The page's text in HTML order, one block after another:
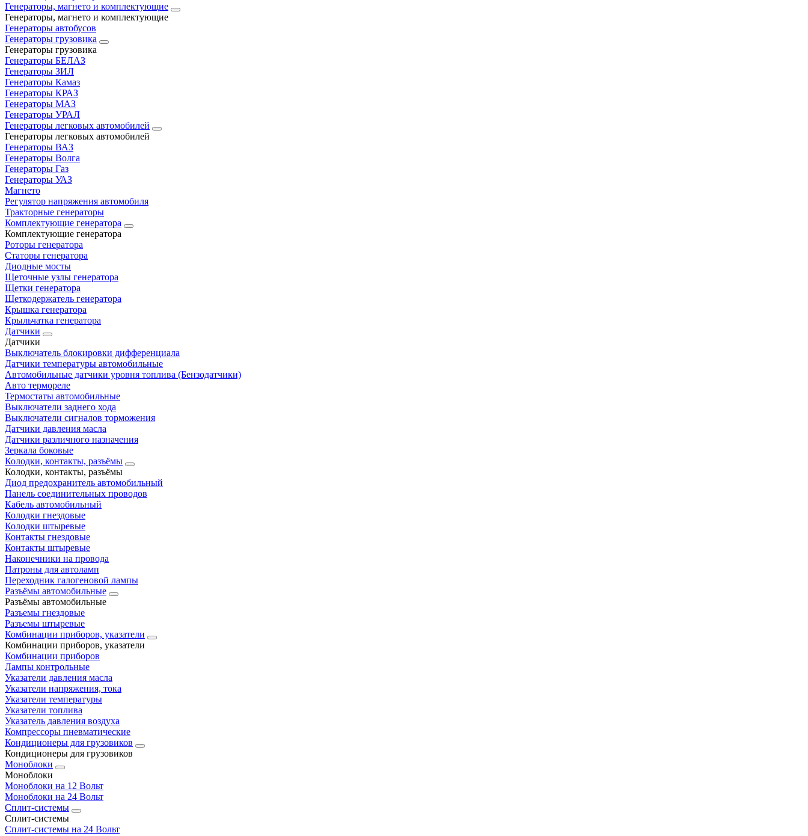
Генераторы, магнето и комплектующие
Генераторы, магнето и комплектующие
Генераторы автобусов
Генераторы грузовика
Генераторы грузовика
Генераторы БЕЛАЗ
Генераторы ЗИЛ
Генераторы Камаз
Генераторы КРАЗ
Генераторы МАЗ
Генераторы УРАЛ
Генераторы легковых автомобилей
Генераторы легковых автомобилей
Генераторы ВАЗ
Генераторы Волга
Генераторы Газ
Генераторы УАЗ
Магнето
Регулятор напряжения автомобиля
Тракторные генераторы
Комплектующие генератора
Комплектующие генератора
Роторы генератора
Статоры генератора
Диодные мосты
Щеточные узлы генератора
Щетки генератора
Щеткодержатель генератора
Крышка генератора
Крыльчатка генератора
Датчики
Датчики
Выключатель блокировки дифференциала
Датчики температуры автомобильные
Автомобильные датчики уровня топлива (Бензодатчики)
Авто термореле
Термостаты автомобильные
Выключатели заднего хода
Выключатели сигналов торможения
Датчики давления масла
Датчики различного назначения
Зеркала боковые
Колодки, контакты, разъёмы
Колодки, контакты, разъёмы
Диод предохранитель автомобильный
Панель соединительных проводов
Кабель автомобильный
Колодки гнездовые
Колодки штыревые
Контакты гнездовые
Контакты штыревые
Наконечники на провода
Патроны для автоламп
Переходник галогеновой лампы
Разъёмы автомобильные
Разъёмы автомобильные
Разъемы гнездовые
Разъемы штыревые
Комбинации приборов, указатели
Комбинации приборов, указатели
Комбинации приборов
Лампы контрольные
Указатели давления масла
Указатели напряжения, тока
Указатели температуры
Указатели топлива
Указатель давления воздуха
Компрессоры пневматические
Кондиционеры для грузовиков
Кондиционеры для грузовиков
Моноблоки
Моноблоки
Моноблоки на 12 Вольт
Моноблоки на 24 Вольт
Сплит-системы
Сплит-системы
Сплит‑системы на 24 Вольт